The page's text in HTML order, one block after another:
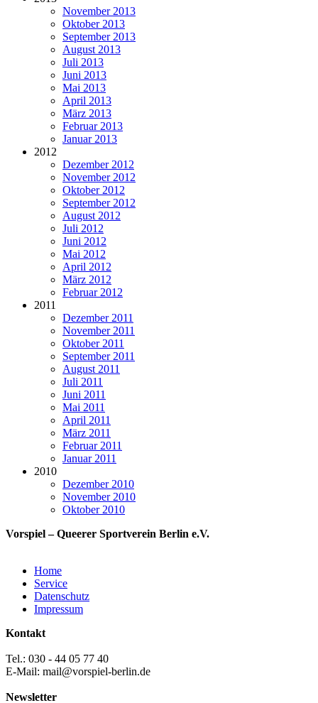
November 2013
Oktober 2013
September 2013
August 2013
Juli 2013
Juni 2013
Mai 2013
April 2013
März 2013
Februar 2013
Januar 2013
2012
Dezember 2012
November 2012
Oktober 2012
September 2012
August 2012
Juli 2012
Juni 2012
Mai 2012
April 2012
März 2012
Februar 2012
2011
Dezember 2011
November 2011
Oktober 2011
September 2011
August 2011
Juli 2011
Juni 2011
Mai 2011
April 2011
März 2011
Februar 2011
Januar 2011
2010
Dezember 2010
November 2010
Oktober 2010
Vorspiel – Queerer Sportverein Berlin e.V.
Home
Service
Datenschutz
Impressum
Kontakt
Tel.: 030 - 44 05 77 40
E-Mail: mail@vorspiel-berlin.de
Newsletter